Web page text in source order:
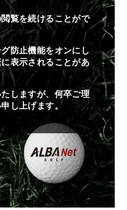
覧を続けることがで
防止機能をオンにし
表示されることがあ
しますが、何卒ご理
し上げます。